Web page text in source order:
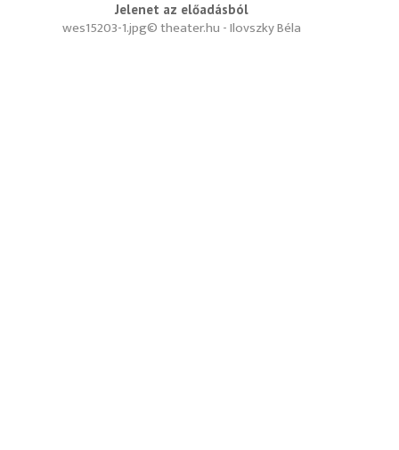
Jelenet az előadásból
© theater.hu - Ilovszky Béla
wes15203-1.jpg